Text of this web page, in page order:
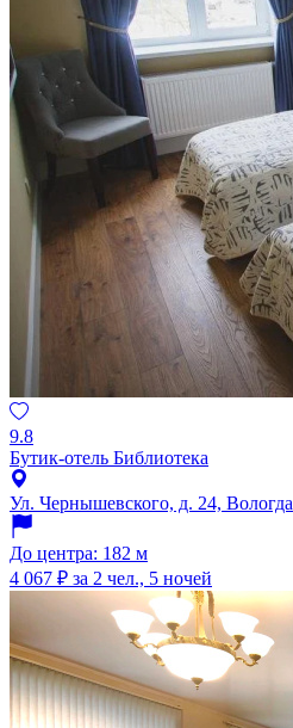
9.8
Бутик-отель Библиотека
Ул. Чернышевского, д. 24, Вологда
До центра: 182 м
4 067 ₽ за 2 чел., 5 ночей